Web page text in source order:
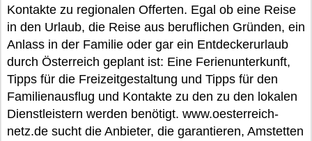
Kontakte zu regionalen Offerten. Egal ob eine Reise
in den Urlaub, die Reise aus beruflichen Gründen, ein
Anlass in der Familie oder gar ein Entdeckerurlaub
durch Österreich geplant ist: Eine Ferienunterkunft,
Tipps für die Freizeitgestaltung und Tipps für den
Familienausflug und Kontakte zu den zu den lokalen
Dienstleistern werden benötigt. www.oesterreich-
netz.de sucht die Anbieter, die garantieren, Amstetten